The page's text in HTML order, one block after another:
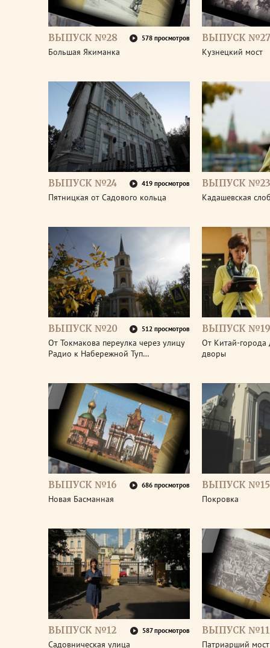
ВЫПУСК №28 578 просмотров
Большая Якиманка
ВЫПУСК №27
Кузнецкий мост
ВЫПУСК №24 419 просмотров
Пятницкая от Садового кольца
ВЫПУСК №23
Кадашевская
ВЫПУСК №20 512 просмотров
От Токмакова переулка через улицу
Радио к Набережной Туп…
ВЫПУСК №19
От Китай-города
дворы
ВЫПУСК №16 686 просмотров
Новая Басманная
ВЫПУСК №15
Покровка
ВЫПУСК №12 587 просмотров
Садовническая улица
ВЫПУСК №11
Патриарший